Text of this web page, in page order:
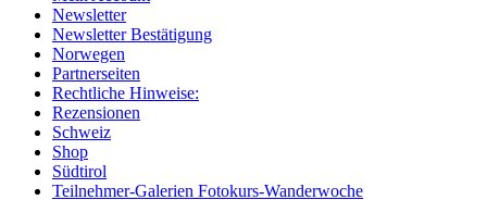
Newsletter
Newsletter Bestätigung
Norwegen
Partnerseiten
Rechtliche Hinweise:
Rezensionen
Schweiz
Shop
Südtirol
Teilnehmer-Galerien Fotokurs-Wanderwoche